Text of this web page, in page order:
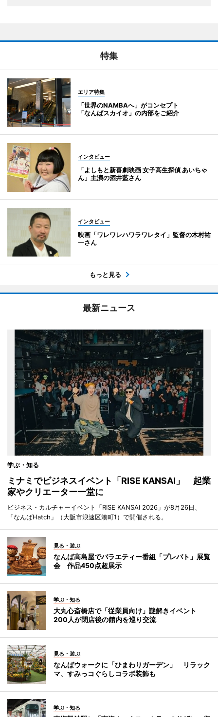
特集
エリア特集
「世界のNAMBAへ」がコンセプト
「なんばスカイオ」の内部をご紹介
インタビュー
「よしもと新喜劇映画 女子高生探偵 あいちゃ
ん」主演の酒井藍さん
インタビュー
映画「ワレワレハワラワレタイ」監督の木村祐
一さん
もっと見る
最新ニュース
学ぶ・知る
ミナミでビジネスイベント「RISE KANSAI」 起業
家やクリエーター一堂に
ビジネス・カルチャーイベント「RISE KANSAI 2026」が8月26日、
「なんばHatch」（大阪市浪速区湊町1）で開催される。
見る・遊ぶ
なんば高島屋でバラエティー番組「プレバト」展覧
会 作品450点超展示
学ぶ・知る
大丸心斎橋店で「従業員向け」謎解きイベント
200人が閉店後の館内を巡り交流
見る・遊ぶ
なんばウォークに「ひまわりガーデン」 リラック
マ、すみっコぐらしコラボ装飾も
学ぶ・知る